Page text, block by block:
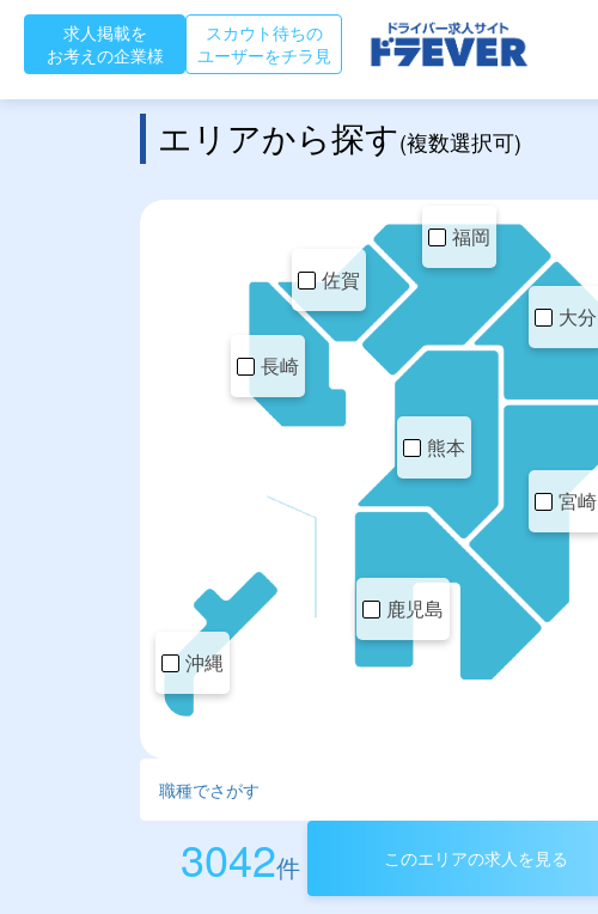
求人掲載を
お考えの企業様
スカウト待ちの
ユーザーをチラ見
エリアから探す(複数選択可)
福岡
佐賀
長崎
熊本
大分
宮崎
鹿児島
沖縄
3042件 このエリアの求人を見る